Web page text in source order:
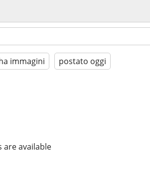
immagini postato oggi
are available